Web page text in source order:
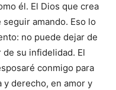
él. El Dios que crea
amando. Eso lo
no puede dejar de
de su infidelidad. El
conmigo para
derecho, en amor y